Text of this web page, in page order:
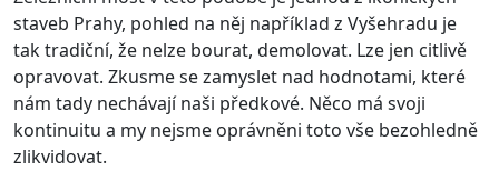
staveb Prahy, pohled na něj například z Vyšehradu je
tak tradiční, že nelze bourat, demolovat. Lze jen citlivě
opravovat. Zkusme se zamyslet nad hodnotami, které
nám tady nechávají naši předkové. Něco má svoji
kontinuitu a my nejsme oprávněni toto vše bezohledně
zlikvidovat.